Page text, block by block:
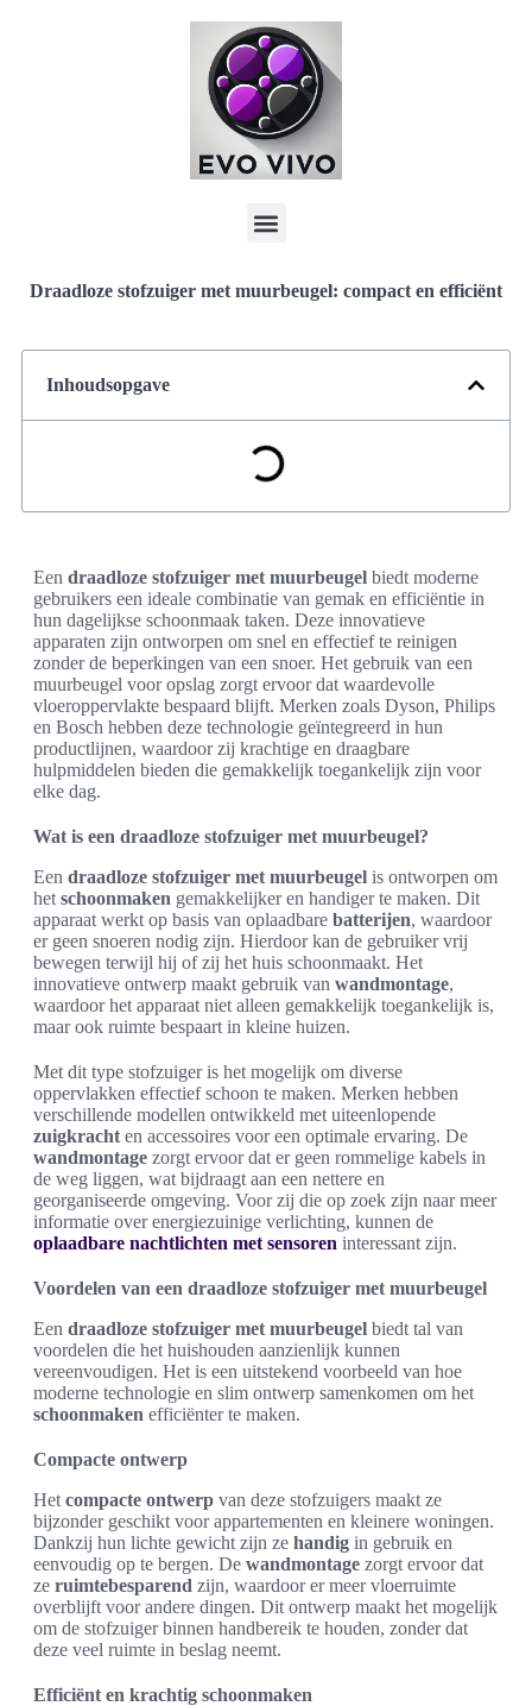
Draadloze stofzuiger met muurbeugel: compact en efficiënt
Inhoudsopgave
Een draadloze stofzuiger met muurbeugel biedt moderne
gebruikers een ideale combinatie van gemak en efficiëntie in
hun dagelijkse schoonmaak taken. Deze innovatieve
apparaten zijn ontworpen om snel en effectief te reinigen
zonder de beperkingen van een snoer. Het gebruik van een
muurbeugel voor opslag zorgt ervoor dat waardevolle
vloeroppervlakte bespaard blijft. Merken zoals Dyson, Philips
en Bosch hebben deze technologie geïntegreerd in hun
productlijnen, waardoor zij krachtige en draagbare
hulpmiddelen bieden die gemakkelijk toegankelijk zijn voor
elke dag.
Wat is een draadloze stofzuiger met muurbeugel?
Een draadloze stofzuiger met muurbeugel is ontworpen om
het schoonmaken gemakkelijker en handiger te maken. Dit
apparaat werkt op basis van oplaadbare batterijen, waardoor
er geen snoeren nodig zijn. Hierdoor kan de gebruiker vrij
bewegen terwijl hij of zij het huis schoonmaakt. Het
innovatieve ontwerp maakt gebruik van wandmontage,
waardoor het apparaat niet alleen gemakkelijk toegankelijk is,
maar ook ruimte bespaart in kleine huizen.
Met dit type stofzuiger is het mogelijk om diverse
oppervlakken effectief schoon te maken. Merken hebben
verschillende modellen ontwikkeld met uiteenlopende
zuigkracht en accessoires voor een optimale ervaring. De
wandmontage zorgt ervoor dat er geen rommelige kabels in
de weg liggen, wat bijdraagt aan een nettere en
georganiseerde omgeving. Voor zij die op zoek zijn naar meer
informatie over energiezuinige verlichting, kunnen de
oplaadbare nachtlichten met sensoren interessant zijn.
Voordelen van een draadloze stofzuiger met muurbeugel
Een draadloze stofzuiger met muurbeugel biedt tal van
voordelen die het huishouden aanzienlijk kunnen
vereenvoudigen. Het is een uitstekend voorbeeld van hoe
moderne technologie en slim ontwerp samenkomen om het
schoonmaken efficiënter te maken.
Compacte ontwerp
Het compacte ontwerp van deze stofzuigers maakt ze
bijzonder geschikt voor appartementen en kleinere woningen.
Dankzij hun lichte gewicht zijn ze handig in gebruik en
eenvoudig op te bergen. De wandmontage zorgt ervoor dat
ze ruimtebesparend zijn, waardoor er meer vloerruimte
overblijft voor andere dingen. Dit ontwerp maakt het mogelijk
om de stofzuiger binnen handbereik te houden, zonder dat
deze veel ruimte in beslag neemt.
Efficiënt en krachtig schoonmaken